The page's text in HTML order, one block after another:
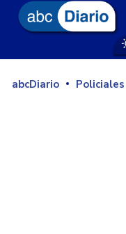
abcDiario Policiales